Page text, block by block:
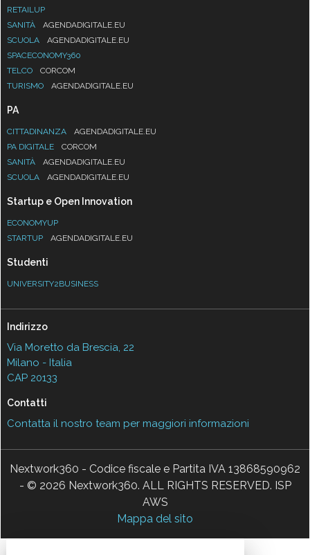
RETAILUP
SANITÀ
AGENDADIGITALE.EU
SCUOLA
AGENDADIGITALE.EU
SPACECONOMY360
TELCO
CORCOM
TURISMO
AGENDADIGITALE.EU
PA
CITTADINANZA
AGENDADIGITALE.EU
PA DIGITALE
CORCOM
SANITÀ
AGENDADIGITALE.EU
SCUOLA
AGENDADIGITALE.EU
Startup e Open Innovation
ECONOMYUP
STARTUP
AGENDADIGITALE.EU
Studenti
UNIVERSITY2BUSINESS
Indirizzo
Via Moretto da Brescia, 22
Milano - Italia
CAP 20133
Contatti
Contatta il nostro team per maggiori informazioni
Nextwork360 - Codice fiscale e Partita IVA 13868590962
- © 2026 Nextwork360. ALL RIGHTS RESERVED. ISP
AWS
Mappa del sito